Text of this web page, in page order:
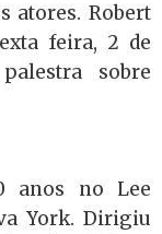
atores. Robert
feira, 2 de
sobre
anos no Lee
York. Dirigiu